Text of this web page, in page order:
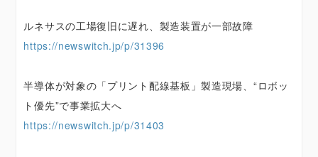
ルネサスの工場復旧に遅れ、製造装置が一部故障
https://newswitch.jp/p/31396
半導体が対象の「プリント配線基板」製造現場、“ロボッ
ト優先”で事業拡大へ
https://newswitch.jp/p/31403